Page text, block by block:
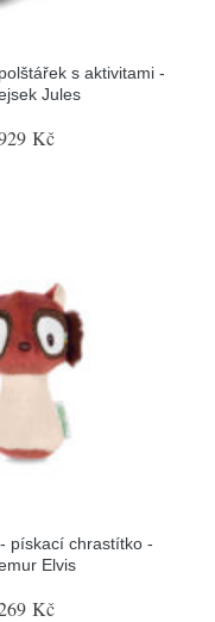
s aktivitami -
Jules
Kč
pískací chrastítko -
Elvis
Kč